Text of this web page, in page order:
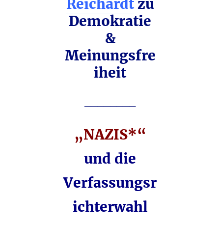
Reichardtzu
Demokratie
&
Meinungsfre
iheit
„NAZIS*“
und die
Verfassungsr
ichterwahl